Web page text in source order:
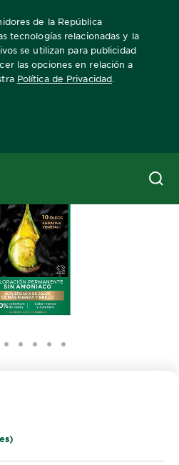
de la República
tecnologías relacionadas y la
se utilizan para publicidad
las opciones en relación a
Política de Privacidad
Negro
1 2
SLIDE 3
SLIDE 4
SLIDE 5
SLIDE 6
SLIDE 7